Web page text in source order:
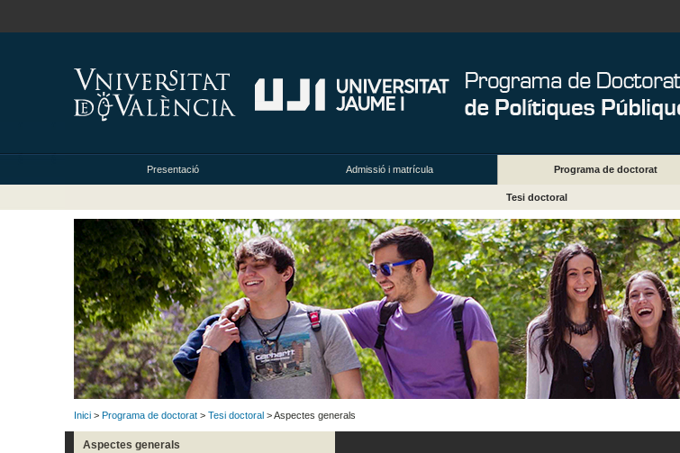
Presentació Admissió i matrícula Programa de doctorat
Tesi doctoral
Inici > Programa de doctorat > Tesi doctoral > Aspectes generals
Aspectes generals